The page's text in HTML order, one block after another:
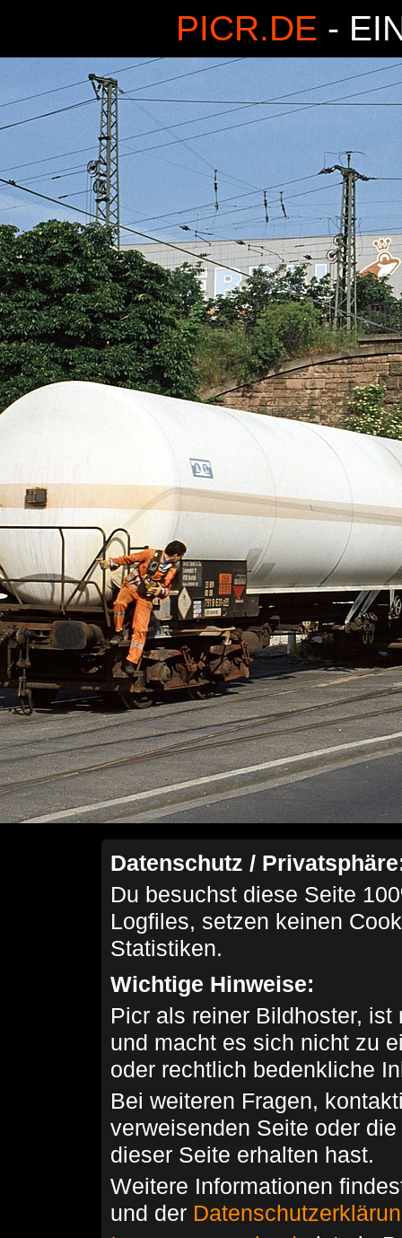
PICR.DE -
Datenschutz /
Du besuchst diese Seite
Logfiles, setzen keinen
Statistiken.
Wichtige Hinweise:
Picr als reiner Bildhoster,
und macht es sich nicht zu
oder rechtlich bedenkliche
Bei weiteren Fragen,
verweisenden Seite oder
dieser Seite erhalten hast.
Weitere Informationen
und der